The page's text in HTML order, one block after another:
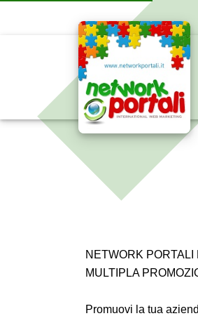
NETWORK
MULTIPLA
Promuovi la tua